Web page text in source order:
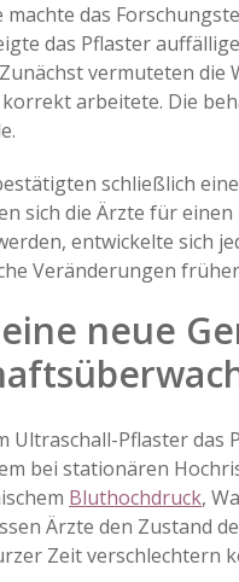
das
das Pflaster
vermuteten
arbeitete. Die
schließlich
sich die Ärzte für
entwickelte sich
Veränderungen
neue
Ultraschall-Pflaster
bei stationären
Bluthochdruck,
Ärzte den Zustand
Zeit verschlechtern